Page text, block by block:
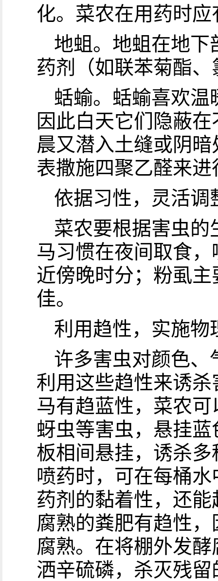
化。菜农在用药时
地蛆。地蛆在地下
药剂（如联苯菊酯
蛞蝓。蛞蝓喜欢温
因此白天它们隐蔽
晨又潜入土缝或阴
表撒施四聚乙醛来进
依据习性，灵活调
菜农要根据害虫
马习惯在夜间取食
近傍晚时分；粉虱
佳。
利用趋性，实施物
许多害虫对颜色、
利用这些趋性来诱
马有趋蓝性，菜农
蚜虫等害虫，悬挂
板相间悬挂，诱杀
喷药时，可在每桶
药剂的黏着性，还
腐熟的粪肥有趋性
腐熟。在将棚外发
洒辛硫磷，杀灭残留